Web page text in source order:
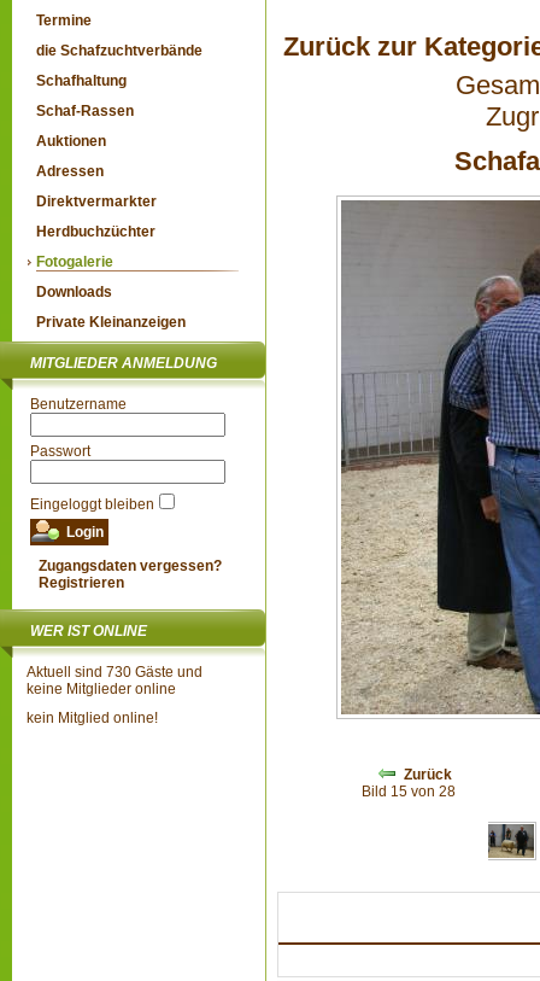
Termine
die Schafzuchtverbände
Schafhaltung
Schaf-Rassen
Auktionen
Adressen
Direktvermarkter
Herdbuchzüchter
Fotogalerie
Downloads
Private Kleinanzeigen
MITGLIEDER ANMELDUNG
Benutzername
Passwort
Eingeloggt bleiben
Zugangsdaten vergessen?
Registrieren
WER IST ONLINE
Aktuell sind 730 Gäste und
keine Mitglieder online
kein Mitglied online!
Zurück zur
Zurück
Bild 15 von 28